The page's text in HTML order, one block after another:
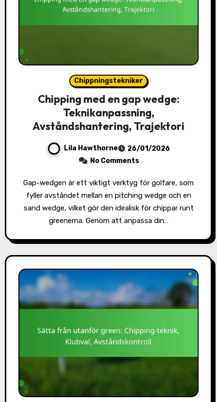
Chippningstekniker
Chipping med en gap wedge:
Teknikanpassning,
Avståndshantering, Trajektori
Lila Hawthorne
26/01/2026
No Comments
Gap-wedgen är ett viktigt verktyg för golfare, som
fyller avståndet mellan en pitching wedge och en
sand wedge, vilket gör den idealisk för chippar runt
greenerna. Genom att anpassa din…